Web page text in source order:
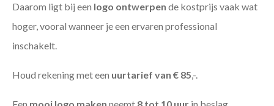
Daarom ligt bij een logo ontwerpen de kostprijs vaak wat
hoger, vooral wanneer je een ervaren professional
inschakelt.
Houd rekening met een uurtarief van € 85,-.